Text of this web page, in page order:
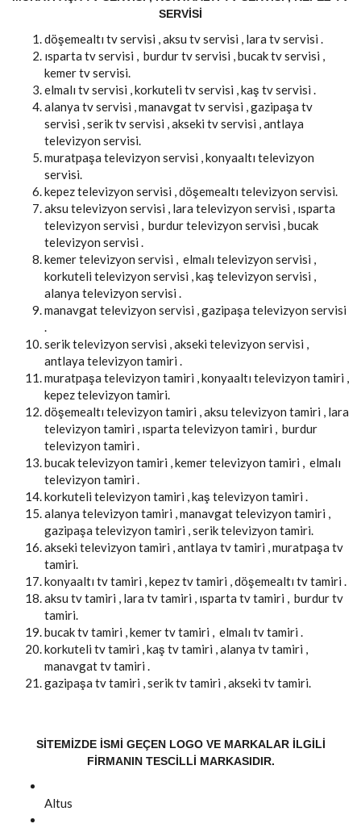
SERVISI
döşemealtı tv servisi , aksu tv servisi , lara tv servisi .
ısparta tv servisi , burdur tv servisi , bucak tv servisi ,
kemer tv servisi.
elmalı tv servisi , korkuteli tv servisi , kaş tv servisi .
alanya tv servisi , manavgat tv servisi , gazipaşa tv
servisi , serik tv servisi , akseki tv servisi , antlaya
televizyon servisi.
muratpaşa televizyon servisi , konyaaltı televizyon
servisi.
kepez televizyon servisi , döşemealtı televizyon servisi.
aksu televizyon servisi , lara televizyon servisi , ısparta
televizyon servisi , burdur televizyon servisi , bucak
televizyon servisi .
kemer televizyon servisi , elmalı televizyon servisi ,
korkuteli televizyon servisi , kaş televizyon servisi ,
alanya televizyon servisi .
manavgat televizyon servisi , gazipaşa televizyon servisi
.
serik televizyon servisi , akseki televizyon servisi ,
antlaya televizyon tamiri .
muratpaşa televizyon tamiri , konyaaltı televizyon tamiri ,
kepez televizyon tamiri.
döşemealtı televizyon tamiri , aksu televizyon tamiri , lara
televizyon tamiri , ısparta televizyon tamiri , burdur
televizyon tamiri .
bucak televizyon tamiri , kemer televizyon tamiri , elmalı
televizyon tamiri .
korkuteli televizyon tamiri , kaş televizyon tamiri .
alanya televizyon tamiri , manavgat televizyon tamiri ,
gazipaşa televizyon tamiri , serik televizyon tamiri.
akseki televizyon tamiri , antlaya tv tamiri , muratpaşa tv
tamiri.
konyaaltı tv tamiri , kepez tv tamiri , döşemealtı tv tamiri .
aksu tv tamiri , lara tv tamiri , ısparta tv tamiri , burdur tv
tamiri.
bucak tv tamiri , kemer tv tamiri , elmalı tv tamiri .
korkuteli tv tamiri , kaş tv tamiri , alanya tv tamiri ,
manavgat tv tamiri .
gazipaşa tv tamiri , serik tv tamiri , akseki tv tamiri.
SITEMIZDE ISMI GEÇEN LOGO VE MARKALAR ILGILI
FIRMANIN TESCILLI MARKASIDIR.
Altus